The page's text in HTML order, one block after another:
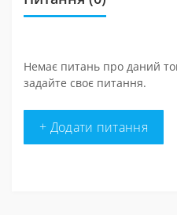
Немає питань про даний
задайте своє питання.
+ Додати питання